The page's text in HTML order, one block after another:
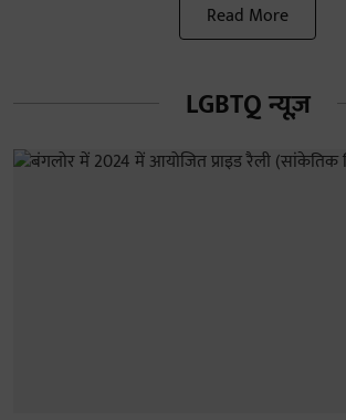
Read More
LGBTQ न्यूज़